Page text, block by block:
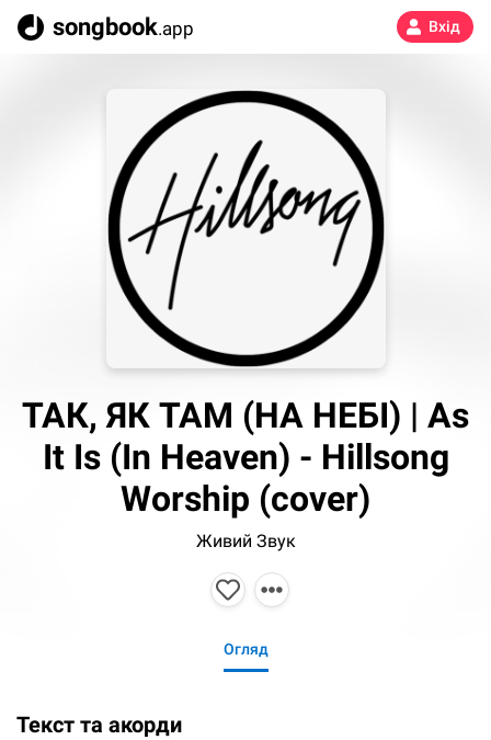
songbook.app Вхід
ТАК, ЯК ТАМ (НА НЕБІ) | As
It Is (In Heaven) - Hillsong
Worship (cover)
Живий Звук
Огляд
Текст та акорди